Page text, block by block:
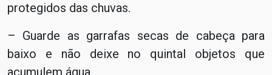
protegidos das chuvas.
– Guarde as garrafas secas de cabeça para
baixo e não deixe no quintal objetos que
acumulem água.